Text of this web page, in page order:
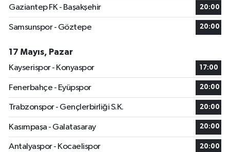
Gaziantep FK - Başakşehir 20:00
Samsunspor - Göztepe 20:00
17 Mayıs, Pazar
Kayserispor - Konyaspor
17:00
Fenerbahçe - Eyüpspor 20:00
Trabzonspor - Gençlerbirliği S.K. 20:00
Kasımpaşa - Galatasaray 20:00
Antalyaspor - Kocaelispor 20:00